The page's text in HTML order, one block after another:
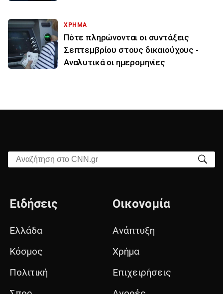
ΧΡΗΜΑ
Πότε πληρώνονται οι συντάξεις
Σεπτεμβρίου στους δικαιούχους -
Αναλυτικά οι ημερομηνίες
Αναζήτηση στο CNN.gr
Ειδήσεις
Ελλάδα
Κόσμος
Πολιτική
Οικονομία
Ανάπτυξη
Χρήμα
Επιχειρήσεις